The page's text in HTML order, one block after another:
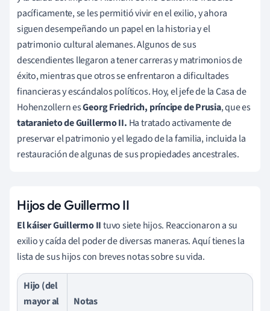
pacíficamente, se les permitió vivir en el exilio, y ahora
siguen desempeñando un papel en la historia y el
patrimonio cultural alemanes. Algunos de sus
descendientes llegaron a tener carreras y matrimonios de
éxito, mientras que otros se enfrentaron a dificultades
financieras y escándalos políticos. Hoy, el jefe de la Casa de
Hohenzollern esGeorg Friedrich, príncipe de Prusia, que es
tataranieto de Guillermo II. Ha tratado activamente de
preservar el patrimonio y el legado de la familia, incluida la
restauración de algunas de sus propiedades ancestrales.
Hijos de Guillermo II
El káiser Guillermo IItuvo siete hijos. Reaccionaron a su
exilio y caída del poder de diversas maneras. Aquí tienes la
lista de sus hijos con breves notas sobre su vida.
Hijo (del
mayor al
Notas